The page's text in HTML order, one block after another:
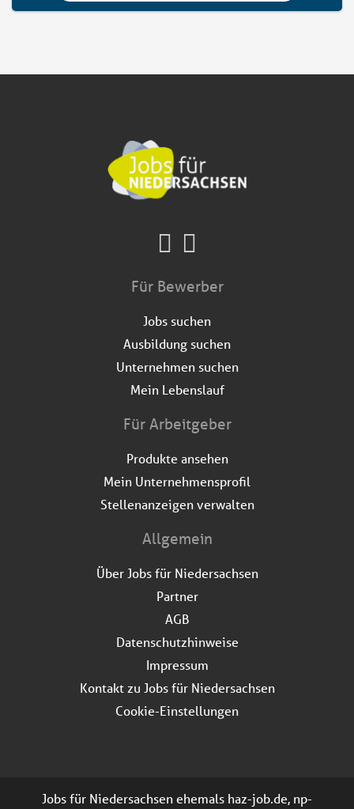
Für Bewerber
Jobs suchen
Ausbildung suchen
Unternehmen suchen
Mein Lebenslauf
Für Arbeitgeber
Produkte ansehen
Mein Unternehmensprofil
Stellenanzeigen verwalten
Allgemein
Über Jobs für Niedersachsen
Partner
AGB
Datenschutzhinweise
Impressum
Kontakt zu Jobs für Niedersachsen
Cookie-Einstellungen
Jobs für Niedersachsen ehemals haz-job.de, np-